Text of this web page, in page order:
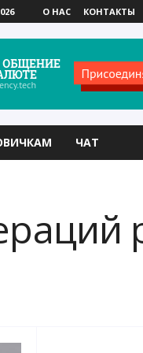
О НАС КОНТАКТЫ
ЧАТ